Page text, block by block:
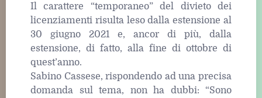
Il carattere “temporaneo” del divieto dei
licenziamenti risulta leso dalla estensione al
30 giugno 2021 e, ancor di più, dalla
estensione, di fatto, alla fine di ottobre di
quest’anno.
Sabino Cassese, rispondendo ad una precisa
domanda sul tema, non ha dubbi: “Sono